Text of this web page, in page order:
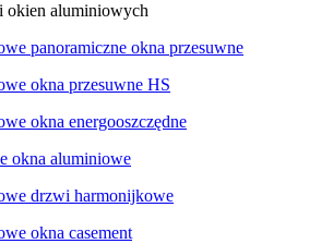
okien aluminiowych
panoramiczne okna przesuwne
okna przesuwne HS
okna energooszczędne
okna aluminiowe
drzwi harmonijkowe
okna casement